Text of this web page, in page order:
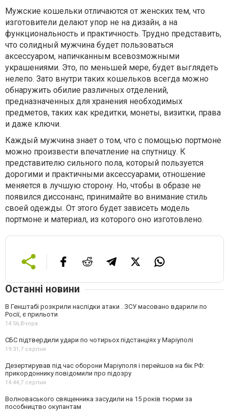
Мужские кошельки отличаются от женских тем, что
изготовители делают упор не на дизайн, а на
функциональность и практичность. Трудно представить,
что солидный мужчина будет пользоваться
аксессуаром, напичканным всевозможными
украшениями. Это, по меньшей мере, будет выглядеть
нелепо. Зато внутри таких кошельков всегда можно
обнаружить обилие различных отделений,
предназначенных для хранения необходимых
предметов, таких как кредитки, монеты, визитки, права
и даже ключи.
Каждый мужчина знает о том, что с помощью портмоне
можно произвести впечатление на спутницу. К
представителю сильного пола, который пользуется
дорогими и практичными аксессуарами, отношение
меняется в лучшую сторону. Но, чтобы в образе не
появился диссонанс, принимайте во внимание стиль
своей одежды. От этого будет зависеть модель
портмоне и материал, из которого оно изготовлено.
Останні новини
В Генштабі розкрили наслідки атаки . ЗСУ масовано вдарили по
Росії, є прильоти
14:56,Вчора
СБС підтвердили удари по чотирьох підстанціях у Маріуполі
19:31,7 серпня
Дезертирував під час оборони Маріуполя і перейшов на бік РФ:
прикордоннику повідомили про підозру
14:44,7 серпня
Волноваського священника засудили на 15 років тюрми за
пособництво окупантам